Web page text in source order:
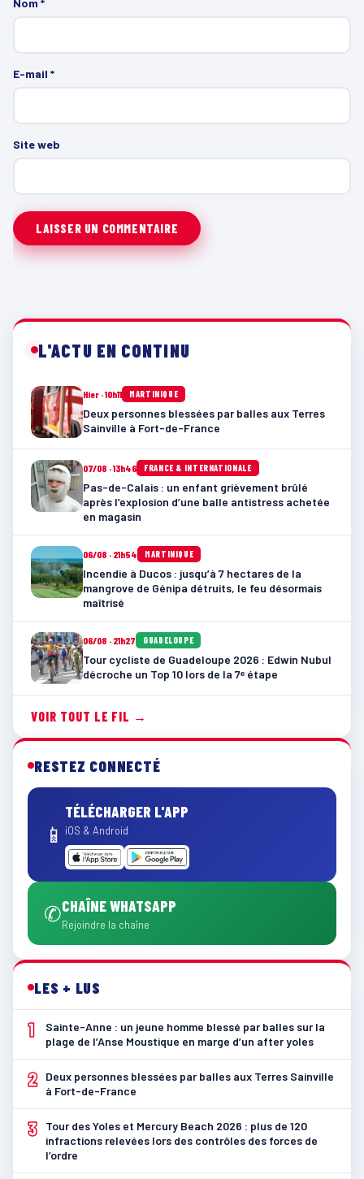
Nom *
E-mail *
Site web
L'ACTU EN CONTINU
Hier · 10h11 MARTINIQUE
Deux personnes blessées par balles aux Terres
Sainville à Fort-de-France
07/08 · 13h46 FRANCE & INTERNATIONALE
Pas-de-Calais : un enfant grièvement brûlé
après l’explosion d’une balle antistress achetée
en magasin
06/08 · 21h54 MARTINIQUE
Incendie à Ducos : jusqu’à 7 hectares de la
mangrove de Génipa détruits, le feu désormais
maîtrisé
06/08 · 21h27 GUADELOUPE
Tour cycliste de Guadeloupe 2026 : Edwin Nubul
décroche un Top 10 lors de la 7ᵉ étape
VOIR TOUT LE FIL →
RESTEZ CONNECTÉ
📱
TÉLÉCHARGER L'APP
iOS & Android
✆CHAÎNE WHATSAPP
Rejoindre la chaîne
LES + LUS
1
Sainte-Anne : un jeune homme blessé par balles sur la
plage de l’Anse Moustique en marge d’un after yoles
2
Deux personnes blessées par balles aux Terres Sainville
à Fort-de-France
3
Tour des Yoles et Mercury Beach 2026 : plus de 120
infractions relevées lors des contrôles des forces de
l’ordre